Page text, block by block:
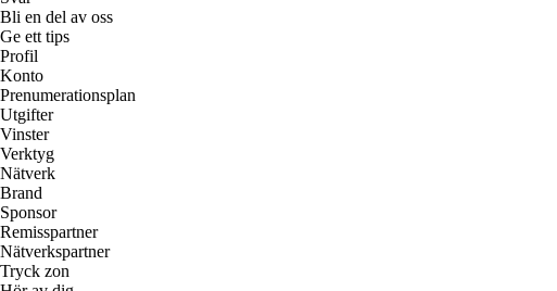
Bli en del av oss
Ge ett tips
Profil
Konto
Prenumerationsplan
Utgifter
Vinster
Verktyg
Nätverk
Brand
Sponsor
Remisspartner
Nätverkspartner
Tryck zon